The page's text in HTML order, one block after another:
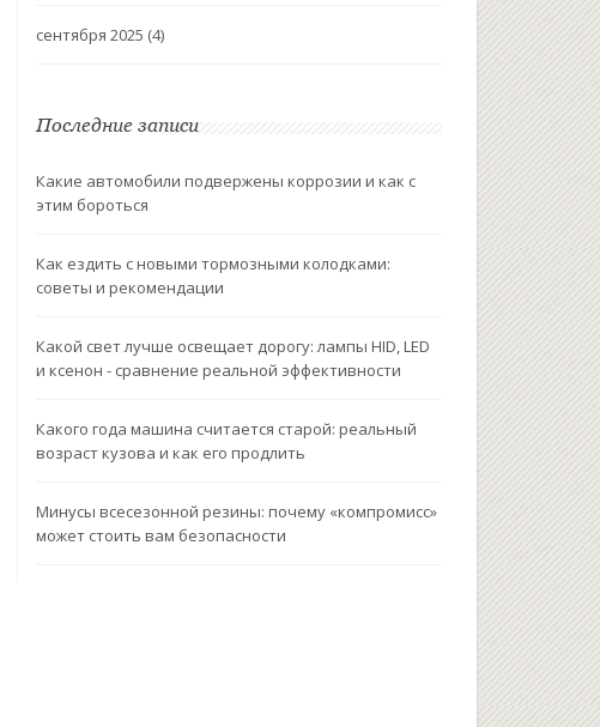
сентября 2025 (4)
Последние записи
Какие автомобили подвержены коррозии и как с
этим бороться
Как ездить с новыми тормозными колодками:
советы и рекомендации
Какой свет лучше освещает дорогу: лампы HID, LED
и ксенон - сравнение реальной эффективности
Какого года машина считается старой: реальный
возраст кузова и как его продлить
Минусы всесезонной резины: почему «компромисс»
может стоить вам безопасности